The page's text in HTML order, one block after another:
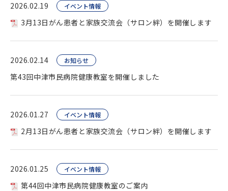
2026.02.19 イベント情報
3月13日がん患者と家族交流会（サロン絆）を開催します
2026.02.14 お知らせ
第43回中津市民病院健康教室を開催しました
2026.01.27 イベント情報
2月13日がん患者と家族交流会（サロン絆）を開催します
2026.01.25 イベント情報
第44回中津市民病院健康教室のご案内